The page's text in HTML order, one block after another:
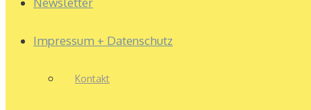
Impressum + Datenschutz
Kontakt